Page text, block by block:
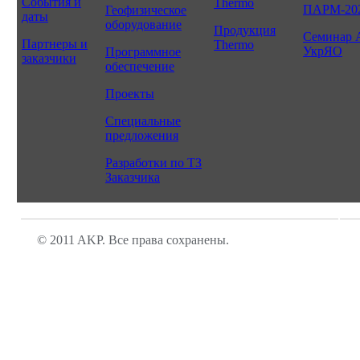
даты
Партнеры и
заказчики
Геофизическое
оборудование
Программное
обеспечение
Проекты
Специальные
предложения
Разработки по ТЗ
Заказчика
Thermo
Продукция
Thermo
ПАРМ-
Семинар
УкрЯО
© 2011 AKP. Все права сохранены.